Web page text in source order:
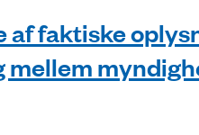
af faktiske
mellem